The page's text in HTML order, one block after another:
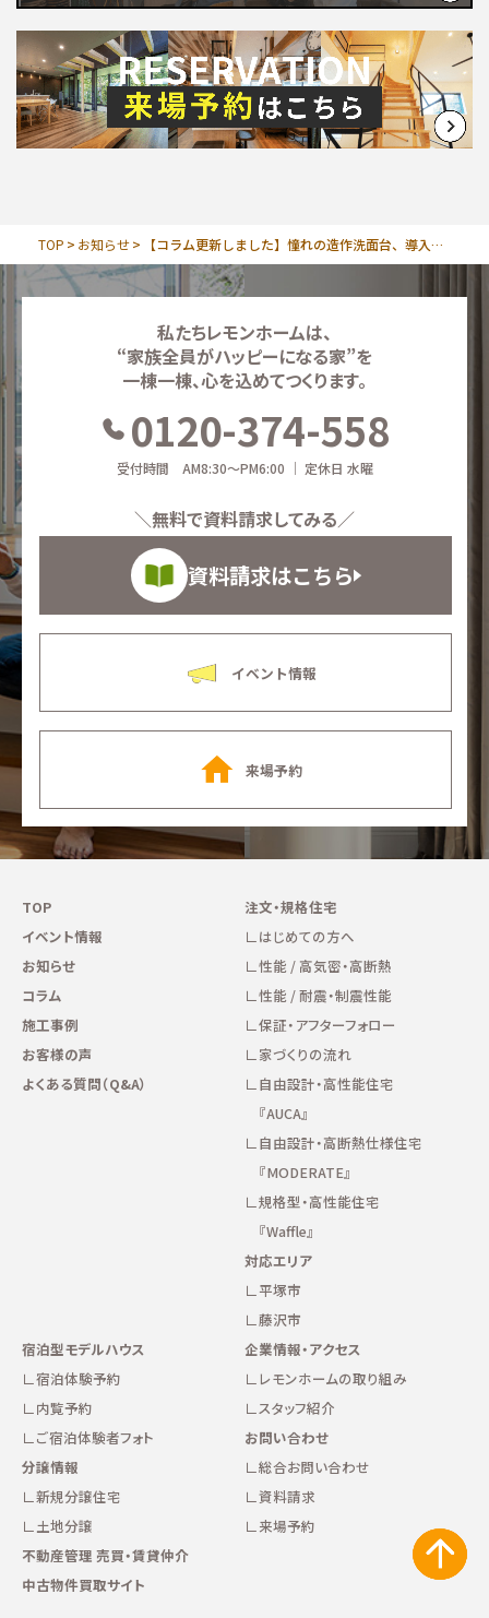
お問い合わせ
∟総合お問い合わせ
∟資料請求
TOP お知らせ 【コラム更新しました】憧れの造作洗面台、導入前に確認すべき重要ポイント
私たちレモンホームは、
“家族全員がハッピーになる家”を
一棟一棟、心を込めてつくります。
0120-374-558
受付時間 AM8:30～PM6:00 ｜ 定休日 水曜
＼無料で資料請求してみる／
資料請求はこちら
イベント情報
来場予約
TOP
イベント情報
お知らせ
コラム
施工事例
お客様の声
よくある質問（Q&A）
注文・規格住宅
はじめての方へ
性能 / 高気密・高断熱
性能 / 耐震・制震性能
保証・アフターフォロー
家づくりの流れ
自由設計・高性能住宅
『AUCA』
自由設計・高断熱仕様住宅
『MODERATE』
規格型・高性能住宅
『Waffle』
対応エリア
平塚市
藤沢市
宿泊型モデルハウス
宿泊体験予約
内覧予約
ご宿泊体験者フォト
分譲情報
新規分譲住宅
土地分譲
不動産管理 売買・賃貸仲介
中古物件買取サイト
企業情報・アクセス
レモンホームの取り組み
スタッフ紹介
お問い合わせ
総合お問い合わせ
資料請求
来場予約